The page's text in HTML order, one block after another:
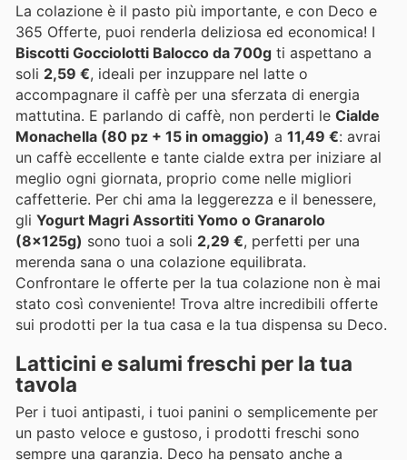
La colazione è il pasto più importante, e con Deco e
365 Offerte, puoi renderla deliziosa ed economica! I
Biscotti Gocciolotti Balocco da 700g ti aspettano a
soli 2,59 €, ideali per inzuppare nel latte o
accompagnare il caffè per una sferzata di energia
mattutina. E parlando di caffè, non perderti le Cialde
Monachella (80 pz + 15 in omaggio) a 11,49 €: avrai
un caffè eccellente e tante cialde extra per iniziare al
meglio ogni giornata, proprio come nelle migliori
caffetterie. Per chi ama la leggerezza e il benessere,
gli Yogurt Magri Assortiti Yomo o Granarolo
(8x125g) sono tuoi a soli 2,29 €, perfetti per una
merenda sana o una colazione equilibrata.
Confrontare le offerte per la tua colazione non è mai
stato così conveniente! Trova altre incredibili offerte
sui prodotti per la tua casa e la tua dispensa su Deco.
Latticini e salumi freschi per la tua
tavola
Per i tuoi antipasti, i tuoi panini o semplicemente per
un pasto veloce e gustoso, i prodotti freschi sono
sempre una garanzia. Deco ha pensato anche a